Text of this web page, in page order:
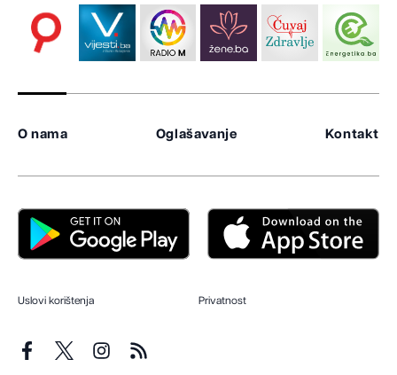
O nama Oglašavanje Kontakt
Uslovi korištenja Privatnost